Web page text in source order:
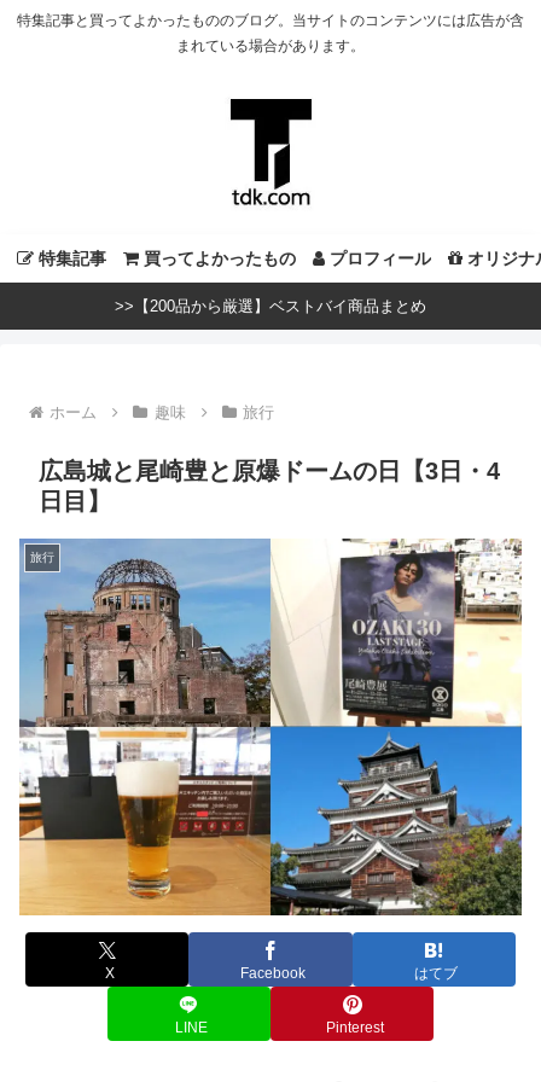
特集記事と買ってよかったもののブログ。当サイトのコンテンツには広告が含
まれている場合があります。
特集記事 買ってよかったもの プロフィール オリジナ
>>【200品から厳選】ベストバイ商品まとめ
ホーム 趣味 旅行
広島城と尾崎豊と原爆ドームの日【3日・4
日目】
旅行
X Facebook はてブ
LINE Pinterest